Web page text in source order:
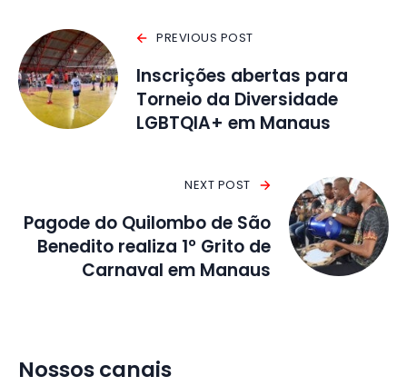
PREVIOUS POST
Inscrições abertas para
Torneio da Diversidade
LGBTQIA+ em Manaus
NEXT POST
Pagode do Quilombo de São
Benedito realiza 1º Grito de
Carnaval em Manaus
Nossos canais